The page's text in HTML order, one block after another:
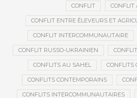
CONFLIT CONFLIT
CONFLIT ENTRE ÉLEVEURS ET
CONFLIT INTERCOMMUNAUTAIRE
CONFLIT RUSSO-UKRAINIEN
CONFLITS AU SAHEL CONFLITS
CONFLITS CONTEMPORAINS
CONFLITS INTERCOMMUNAUTAIRES